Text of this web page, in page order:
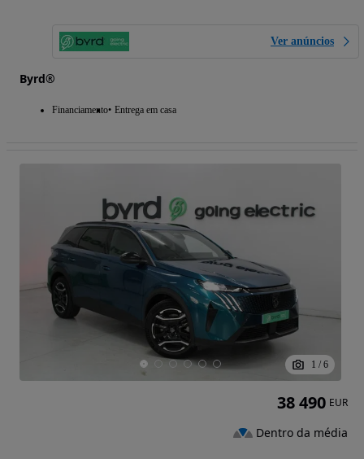
Ver anúncios
Byrd®
Financiamento Entrega em casa
1 / 6
38 490 EUR
Dentro da média